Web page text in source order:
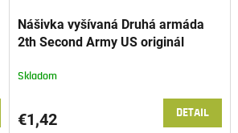
Nášivka vyšívaná Druhá armáda
2th Second Army US originál
Skladom
€1,42 DETAIL